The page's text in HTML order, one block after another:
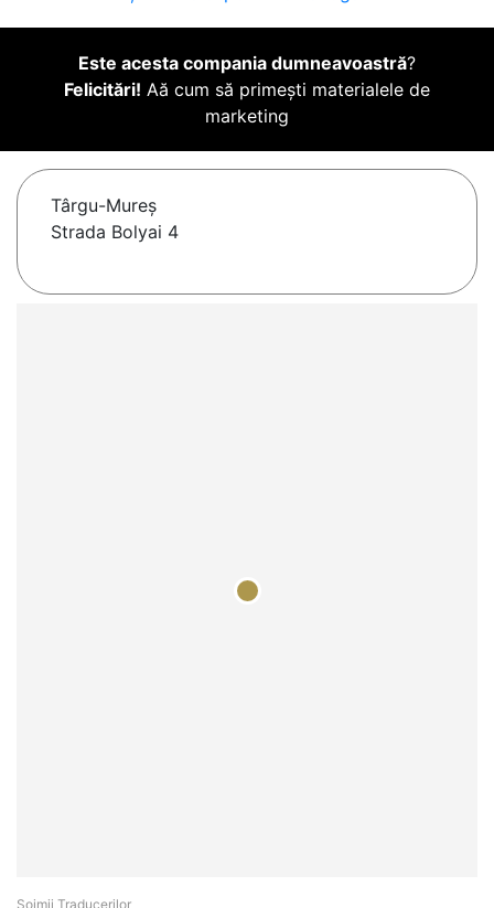
Este acesta compania dumneavoastră?
Felicitări! Aă cum să primești materialele de
marketing
Târgu-Mureş
Strada Bolyai 4
Șoimii Traducerilor